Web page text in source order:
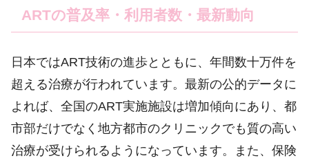
ARTの普及率・利用者数・最新動向
日本ではART技術の進歩とともに、年間数十万件を
超える治療が行われています。最新の公的データに
よれば、全国のART実施施設は増加傾向にあり、都
市部だけでなく地方都市のクリニックでも質の高い
治療が受けられるようになっています。また、保険